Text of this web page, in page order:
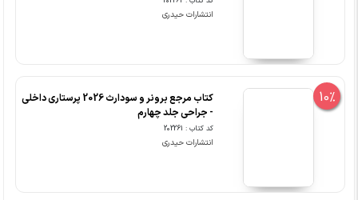
انتشارات حیدری
10%
کتاب مرجع برونر و سودارث 2026 پرستاری داخلی
- جراحی جلد چهارم
کد کتاب : 202261
انتشارات حیدری